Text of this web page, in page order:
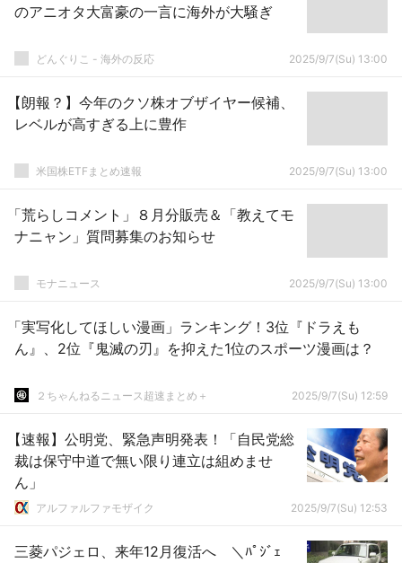
のアニオタ大富豪の一言に海外が大騒ぎ
どんぐりこ - 海外の反応 2025/9/7(Su) 13:00
【朗報？】今年のクソ株オブザイヤー候補、
レベルが高すぎる上に豊作
米国株ETFまとめ速報 2025/9/7(Su) 13:00
「荒らしコメント」８月分販売＆「教えてモ
ナニャン」質問募集のお知らせ
モナニュース 2025/9/7(Su) 13:00
「実写化してほしい漫画」ランキング！3位『ドラえも
ん』、2位『鬼滅の刃』を抑えた1位のスポーツ漫画は？
２ちゃんねるニュース超速まとめ＋ 2025/9/7(Su) 12:59
【速報】公明党、緊急声明発表！「自民党総
裁は保守中道で無い限り連立は組めませ
ん」
アルファルファモザイク 2025/9/7(Su) 12:53
三菱パジェロ、来年12月復活へ ＼ﾊﾟｼﾞｪ